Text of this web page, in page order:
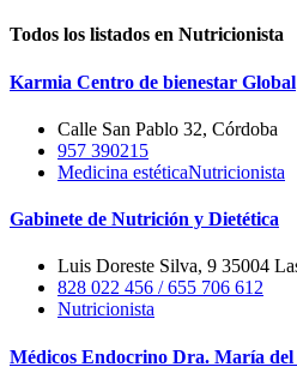
Todos los listados en Nutricionista
Karmia Centro de bienestar Global
Calle San Pablo 32, Córdoba
957 390215
Medicina estéticaNutricionista
Gabinete de Nutrición y Dietética
Luis Doreste Silva, 9 35004
828 022 456 / 655 706 612
Nutricionista
Médicos Endocrino Dra. María